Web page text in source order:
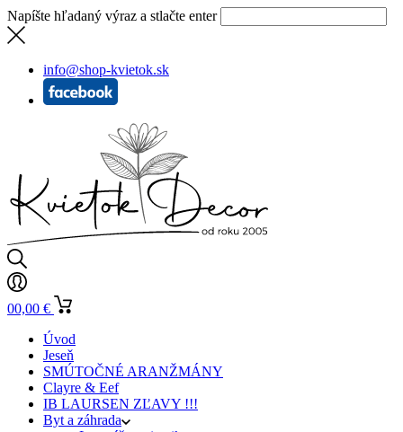
Napíšte hľadaný výraz a stlačte enter
info@shop-kvietok.sk
00,00 €
Úvod
Jeseň
SMÚTOČNÉ ARANŽMÁNY
Clayre & Eef
IB LAURSEN ZĽAVY !!!
Byt a záhrada